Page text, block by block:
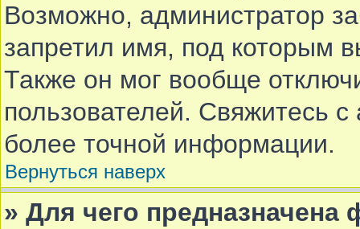
Возможно, администратор
запретил имя, под которым
Также он мог вообще
пользователей. Свяжитесь
более точной информации.
Вернуться наверх
» Для чего